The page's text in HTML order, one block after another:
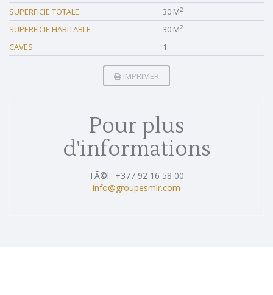
SUPERFICIE TOTALE
30 M2
SUPERFICIE HABITABLE 30 M2
CAVES 1
IMPRIMER
Pour plus
d'informations
TÃ©l.: +377 92 16 58 00
info@groupesmir.com